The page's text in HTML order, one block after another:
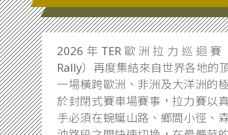
2026年TER歐洲拉力巡迴賽
Rally）再度集結來自世界各地的
一場橫跨歐洲、非洲及大洋洲的
於封閉式賽車場賽事，拉力賽以
手必須在蜿蜒山路、鄉間小徑、